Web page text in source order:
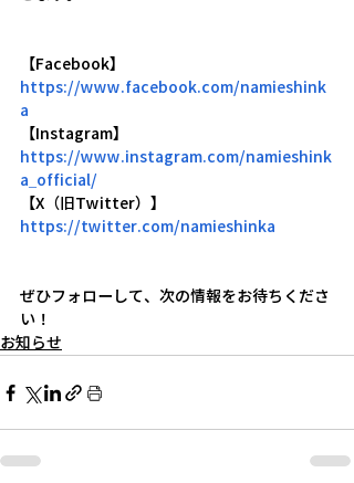
【Facebook】
https://www.facebook.com/namieshink
a
【Instagram】
https://www.instagram.com/namieshink
a_official/
【X（旧Twitter）】
https://twitter.com/namieshinka
ぜひフォローして、次の情報をお待ちくださ
い！
お知らせ